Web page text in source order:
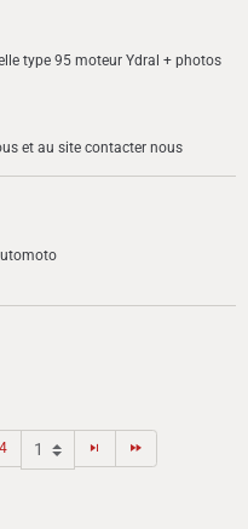
type 95 moteur Ydral + photos
et au site contacter nous
4